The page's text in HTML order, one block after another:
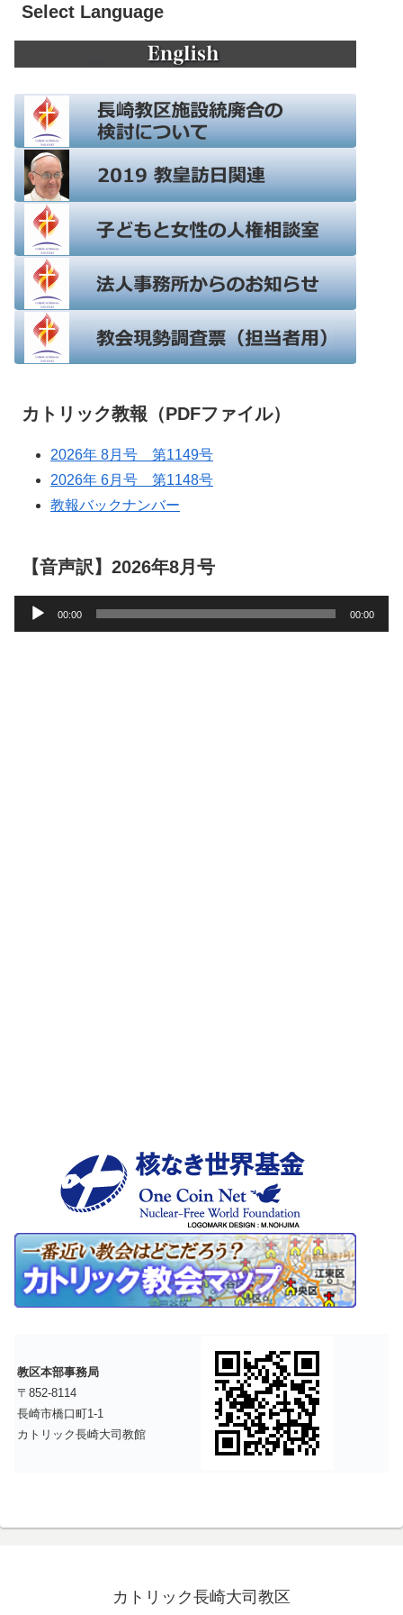
Select Language
カトリック教報（PDFファイル）
2026年 8月号 第1149号
2026年 6月号 第1148号
教報バックナンバー
【音声訳】2026年8月号
声
00:00 00:00
教区本部事務局
〒852-8114
長崎市橋口町1-1
カトリック長崎大司教館
カトリック長崎大司教区